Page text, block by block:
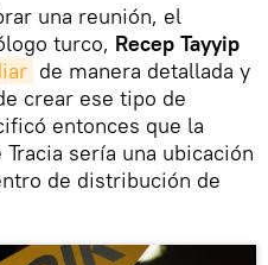
una reunión, el
turco, Recep Tayyip
de manera detallada y
crear ese tipo de
entonces que la
sería una ubicación
de distribución de